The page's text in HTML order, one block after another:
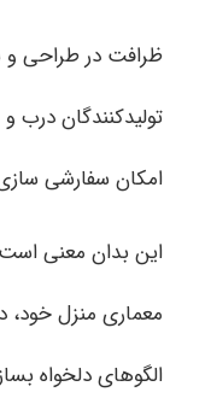
ظرافت در طراحی و
تولیدکنندگان درب
امکان سفارشی
این بدان معنی
معماری منزل
الگوهای دلخواه